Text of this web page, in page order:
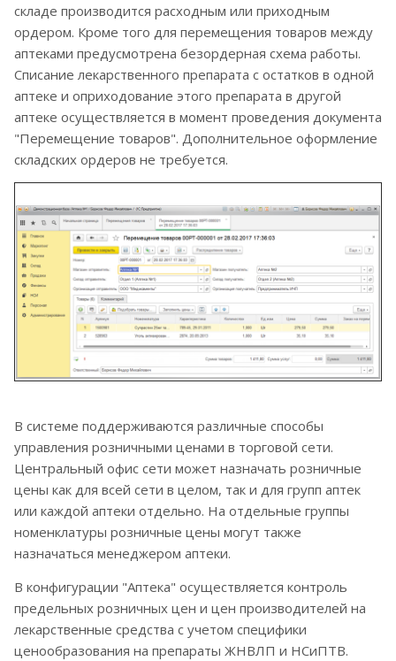
складе производится расходным или приходным
ордером. Кроме того для перемещения товаров между
аптеками предусмотрена безордерная схема работы.
Списание лекарственного препарата с остатков в одной
аптеке и оприходование этого препарата в другой
аптеке осуществляется в момент проведения документа
"Перемещение товаров". Дополнительное оформление
складских ордеров не требуется.
В системе поддерживаются различные способы
управления розничными ценами в торговой сети.
Центральный офис сети может назначать розничные
цены как для всей сети в целом, так и для групп аптек
или каждой аптеки отдельно. На отдельные группы
номенклатуры розничные цены могут также
назначаться менеджером аптеки.
В конфигурации "Аптека" осуществляется контроль
предельных розничных цен и цен производителей на
лекарственные средства с учетом специфики
ценообразования на препараты ЖНВЛП и НСиПТВ.